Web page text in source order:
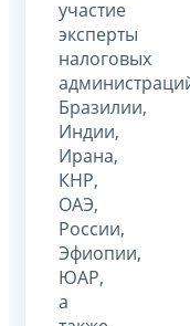
участие
эксперты
налоговых
Бразилии,
Индии,
Ирана,
КНР,
ОАЭ,
России,
Эфиопии,
ЮАР,
а